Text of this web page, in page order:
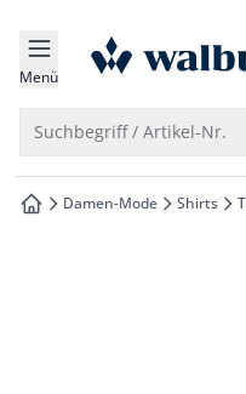
springen
springen
springen
springen
Menü zur
Suchbegriff / Artikel-Nr.
zur Startseite
Damen-Mode Shirts